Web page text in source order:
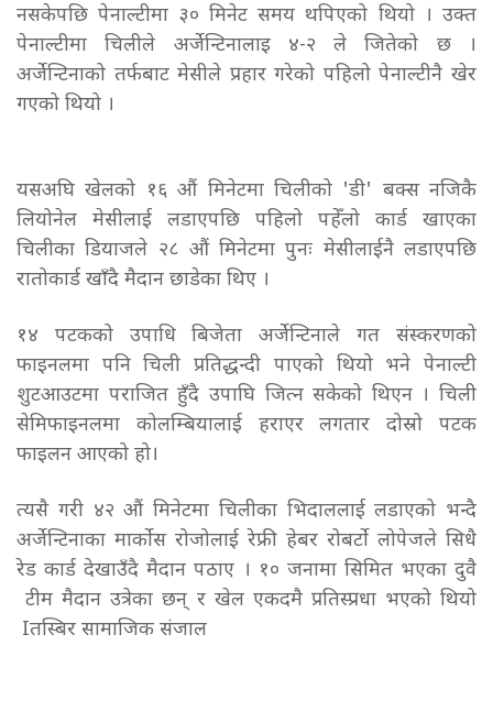
नसकेपछि पेनाल्टीमा ३० मिनेट समय थपिएको थियो । उक्त
पेनाल्टीमा चिलीले अर्जेन्टिनालाइ ४-२ ले जितेको छ ।
अर्जेन्टिनाको तर्फबाट मेसीले प्रहार गरेको पहिलो पेनाल्टीनै खेर
गएको थियो ।
यसअघि खेलको १६ औं मिनेटमा चिलीको 'डी' बक्स नजिकै
लियोनेल मेसीलाई लडाएपछि पहिलो पहेँलो कार्ड खाएका
चिलीका डियाजले २८ औं मिनेटमा पुनः मेसीलाईनै लडाएपछि
रातोकार्ड खाँदै मैदान छाडेका थिए ।
१४ पटकको उपाधि बिजेता अर्जेन्टिनाले गत संस्करणको
फाइनलमा पनि चिली प्रतिद्धन्दी पाएको थियो भने पेनाल्टी
शुटआउटमा पराजित हुँदै उपाघि जित्न सकेको थिएन । चिली
सेमिफाइनलमा कोलम्बियालाई हराएर लगतार दोस्रो पटक
फाइलन आएको हो।
त्यसै गरी ४२ औं मिनेटमा चिलीका भिदाललाई लडाएको भन्दै
अर्जेन्टिनाका मार्कोस रोजोलाई रेफ्री हेबर रोबर्टो लोपेजले सिधै
रेड कार्ड देखाउँदै मैदान पठाए । १० जनामा सिमित भएका दुवै
टीम मैदान उत्रेका छन् र खेल एकदमै प्रतिस्प्रधा भएको थियो
Iतस्बिर सामाजिक संजाल